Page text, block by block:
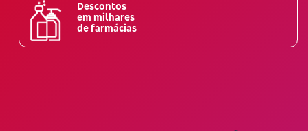
Descontos
em milhares
de farmácias